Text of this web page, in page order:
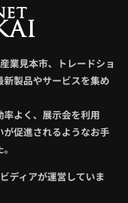
業見本市、トレードショ
製品やサービスを集め
よく、展示会を利用
が促進されるようなお手
ディアが運営していま